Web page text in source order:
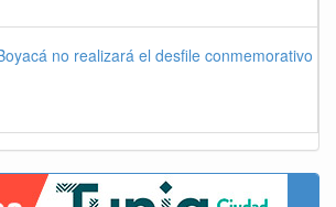
no realizará el desfile conmemorativo